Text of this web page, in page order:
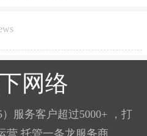
网络
服务客户超过5000+ ，打